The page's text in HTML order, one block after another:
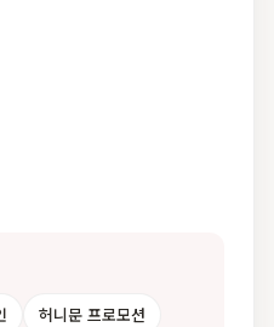
허니문 프로모션